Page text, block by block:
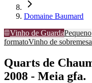
Domaine Baumard
Vinho de GuardaPequeno
formatoVinho de sobremesa
Quarts de
2008 - Meia gfa.